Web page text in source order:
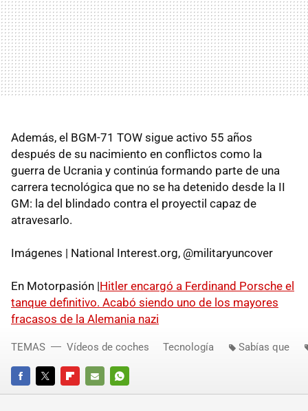
Además, el BGM-71 TOW sigue activo 55 años
después de su nacimiento en conflictos como la
guerra de Ucrania y continúa formando parte de una
carrera tecnológica que no se ha detenido desde la II
GM: la del blindado contra el proyectil capaz de
atravesarlo.
Imágenes | National Interest.org, @militaryuncover
En Motorpasión |Hitler encargó a Ferdinand Porsche el
tanque definitivo. Acabó siendo uno de los mayores
fracasos de la Alemania nazi
FACEBOOKTWITTERFLIPBOARD
E-
WHATSAPP
TEMAS Vídeos de coches Tecnología Sabías que